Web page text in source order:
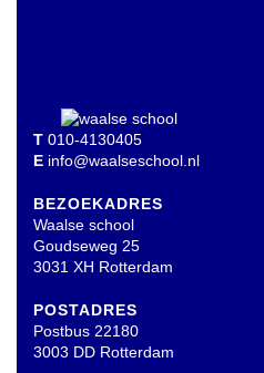
T 010-4130405
E info@waalseschool.nl
BEZOEKADRES
Waalse school
Goudseweg 25
3031 XH Rotterdam
POSTADRES
Postbus 22180
3003 DD Rotterdam